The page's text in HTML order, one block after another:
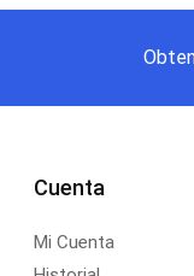
Cuenta
Mi Cuenta